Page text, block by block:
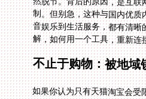
解，如何用一个工具，重新连
不止于购物：被地域
如果你认为只有天猫淘宝会受
一个引子。当你想在越南用中
转账，却因IP问题被安全系统
在的。工作上需要查阅国内资
接屏蔽。更别提休闲时刻，
权限制怎么解除啊这个念头闪
怀旧的情绪。这些点连成线，
共同困境：我们需要的，是一